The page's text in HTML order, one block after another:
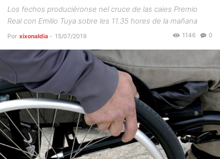
Los fechos produciéronse nel cruce de las caies Premio
Real con Emilio Tuya sobre les 11.35 hores de la mañana
Por xixonaldia - 15/07/2019 0
1146